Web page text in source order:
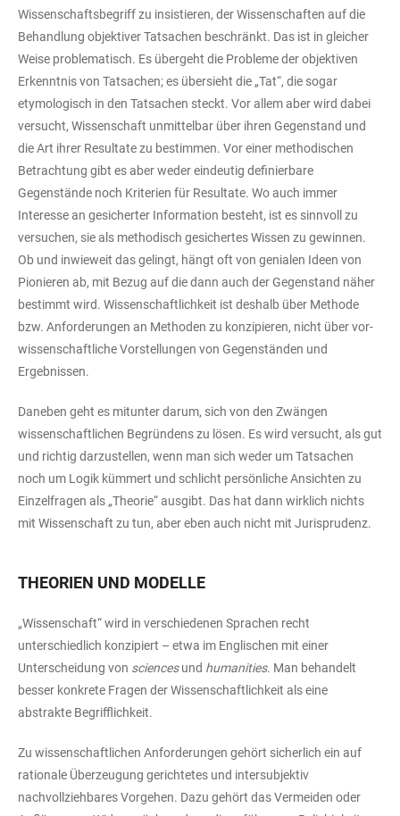
Wissenschaftsbegriff zu insistieren, der Wissenschaften auf die
Behandlung objektiver Tatsachen beschränkt. Das ist in gleicher
Weise problematisch. Es übergeht die Probleme der objektiven
Erkenntnis von Tatsachen; es übersieht die „Tat“, die sogar
etymologisch in den Tatsachen steckt. Vor allem aber wird dabei
versucht, Wissenschaft unmittelbar über ihren Gegenstand und
die Art ihrer Resultate zu bestimmen. Vor einer methodischen
Betrachtung gibt es aber weder eindeutig definierbare
Gegenstände noch Kriterien für Resultate. Wo auch immer
Interesse an gesicherter Information besteht, ist es sinnvoll zu
versuchen, sie als methodisch gesichertes Wissen zu gewinnen.
Ob und inwieweit das gelingt, hängt oft von genialen Ideen von
Pionieren ab, mit Bezug auf die dann auch der Gegenstand näher
bestimmt wird. Wissenschaftlichkeit ist deshalb über Methode
bzw. Anforderungen an Methoden zu konzipieren, nicht über vor-
wissenschaftliche Vorstellungen von Gegenständen und
Ergebnissen.
Daneben geht es mitunter darum, sich von den Zwängen
wissenschaftlichen Begründens zu lösen. Es wird versucht, als gut
und richtig darzustellen, wenn man sich weder um Tatsachen
noch um Logik kümmert und schlicht persönliche Ansichten zu
Einzelfragen als „Theorie“ ausgibt. Das hat dann wirklich nichts
mit Wissenschaft zu tun, aber eben auch nicht mit Jurisprudenz.
THEORIEN UND MODELLE
„Wissenschaft“ wird in verschiedenen Sprachen recht
unterschiedlich konzipiert – etwa im Englischen mit einer
Unterscheidung von sciencesund humanities. Man behandelt
besser konkrete Fragen der Wissenschaftlichkeit als eine
abstrakte Begrifflichkeit.
Zu wissenschaftlichen Anforderungen gehört sicherlich ein auf
rationale Überzeugung gerichtetes und intersubjektiv
nachvollziehbares Vorgehen. Dazu gehört das Vermeiden oder